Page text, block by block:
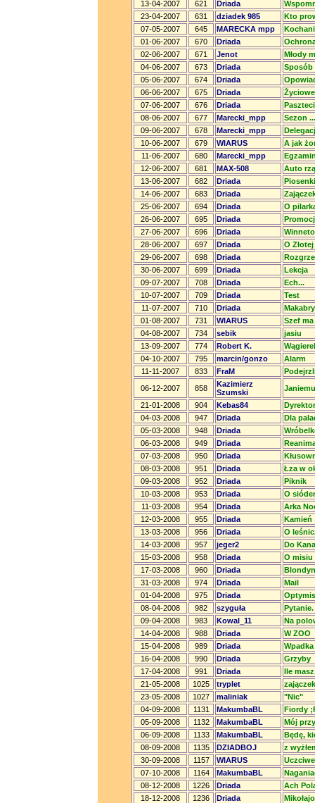
13-04-2007
621 Driada
23-04-2007
631 dziadek 985
Kto
07-05-2007
645 MARECKA mpp
01-06-2007
670 Driada
02-06-2007
671 Jenot
Młody
04-06-2007
673 Driada
Sposób
05-06-2007
674 Driada
06-06-2007
675 Driada
07-06-2007
676 Driada
08-06-2007
677 Marecki_mpp
Sezon
09-06-2007
678 Marecki_mpp
10-06-2007
679 WIARUS
A jak
11-06-2007
680 Marecki_mpp
12-06-2007
681 MAX-508
Auto
13-06-2007
682 Driada
14-06-2007
683 Driada
25-06-2007
694 Driada
O
26-06-2007
695 Driada
27-06-2007
696 Driada
28-06-2007
697 Driada
O
29-06-2007
698 Driada
30-06-2007
699 Driada
Lekcja
09-07-2007
708 Driada
Ech...
10-07-2007
709 Driada
Test
11-07-2007
710 Driada
01-08-2007
731 WIARUS
Szef
04-08-2007
734 sebik
jasiu
13-09-2007
774 Robert K.
04-10-2007
795 marcin/gonzo
Alarm
11-11-2007
833 FraM
06-12-2007
858
Kazimierz
Szumski
21-01-2008
904 Kebas84
Dyrektor
04-03-2008
947 Driada
Dla
05-03-2008
948 Driada
06-03-2008
949 Driada
07-03-2008
950 Driada
08-03-2008
951 Driada
Łza w
09-03-2008
952 Driada
Piknik
10-03-2008
953 Driada
O
11-03-2008
954 Driada
Arka
12-03-2008
955 Driada
Kamień
13-03-2008
956 Driada
O
14-03-2008
957 jeger2
Do
15-03-2008
958 Driada
O misiu
17-03-2008
960 Driada
31-03-2008
974 Driada
Mail
01-04-2008
975 Driada
08-04-2008
982 szyguła
Pytanie.
09-04-2008
983 Kowal_11
Na
14-04-2008
988 Driada
W ZOO
15-04-2008
989 Driada
Wpadka
16-04-2008
990 Driada
Grzyby
17-04-2008
991 Driada
Ile
21-05-2008
1025 tryplet
23-05-2008
1027 maliniak
"Nic"
04-09-2008
1131 MakumbaBL
Fiordy
05-09-2008
1132 MakumbaBL
Mój
06-09-2008
1133 MakumbaBL
Będę,
08-09-2008
1135 DZIADBOJ
z
30-09-2008
1157 WIARUS
07-10-2008
1164 MakumbaBL
08-12-2008
1226 Driada
Ach
18-12-2008
1236 Driada